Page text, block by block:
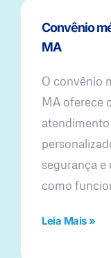
Convênio
MA
O convênio
MA oferece
segurança e
como
Leia Mais »